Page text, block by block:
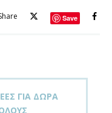
Save
ΓΙΑ ΔΏΡΑ